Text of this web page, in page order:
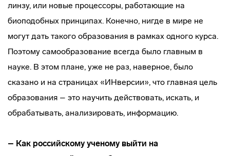
линзу, или новые процессоры, работающие на
биоподобных принципах. Конечно, нигде в мире не
могут дать такого образования в рамках одного курса.
Поэтому самообразование всегда было главным в
науке. В этом плане, уже не раз, наверное, было
сказано и на страницах «ИНверсии», что главная цель
образования – это научить действовать, искать, и
обрабатывать, анализировать, информацию.
– Как российскому ученому выйти на